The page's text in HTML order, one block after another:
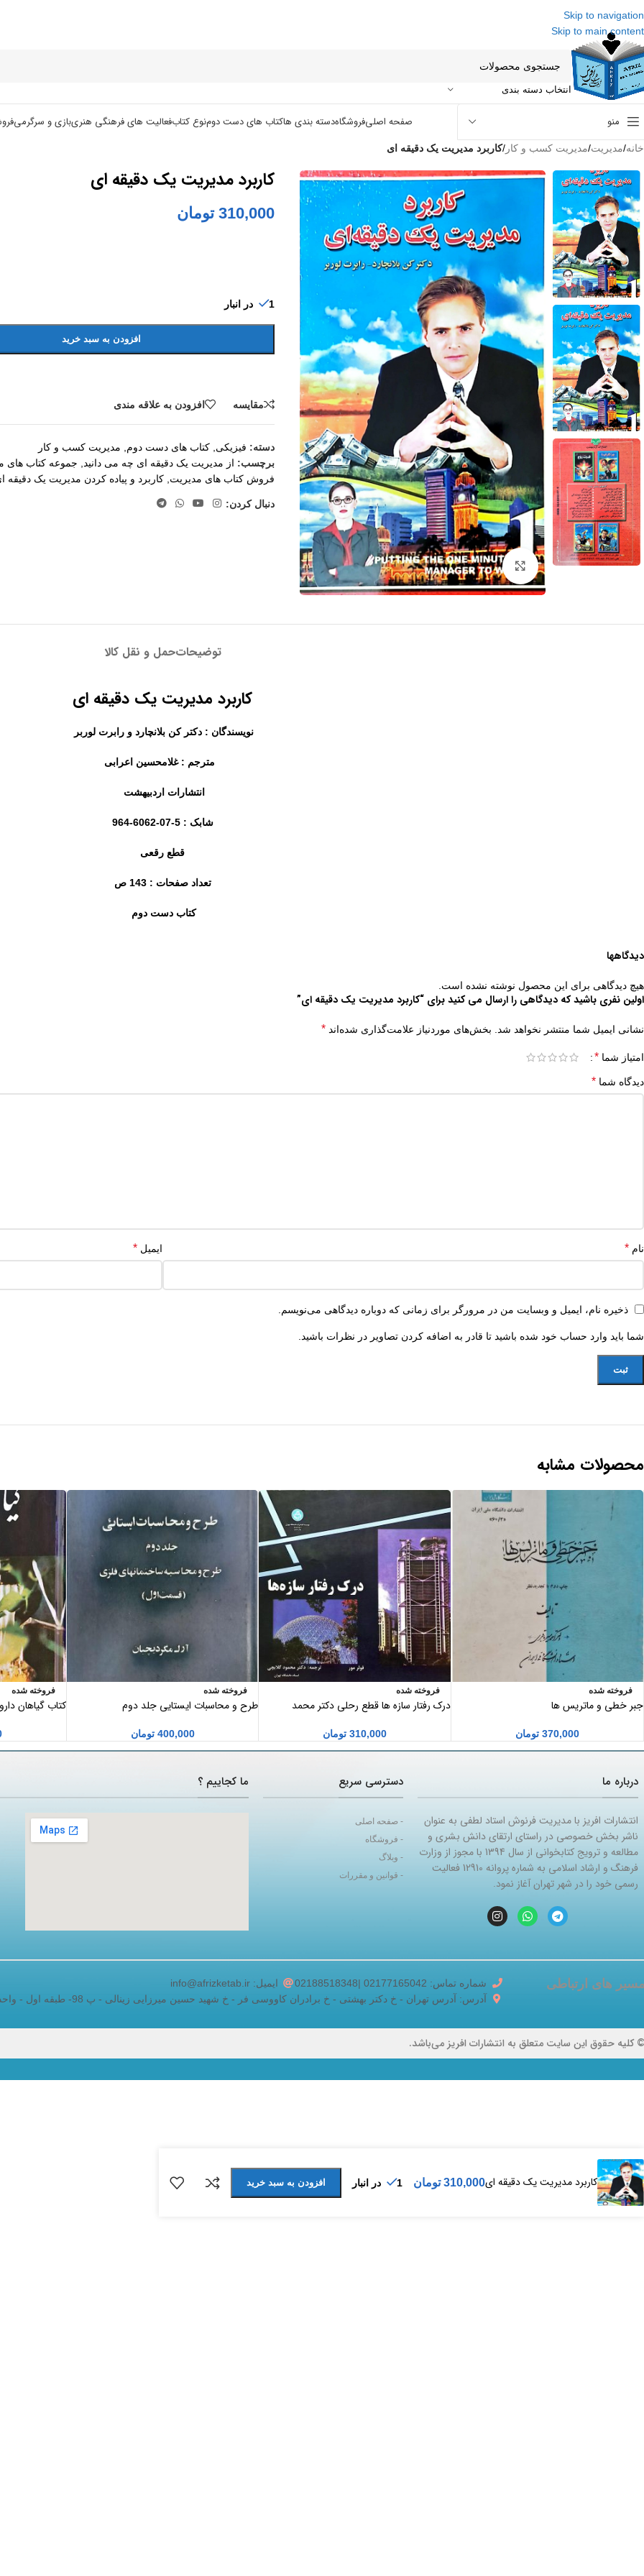
Skip to navigation
Skip to main content
انتخاب دسته بندی
منو صفحه اصلیفروشگاهدسته بندی هاکتاب های دست دومنوع کتابفعالیت های فرهنگی هنریبازی و سرگرمی
خانه/مدیریت/مدیریت کسب و کار /کاربرد مدیریت یک دقیقه ای
برای بزرگنمایی کلیک کنید
کاربرد مدیریت یک دقیقه ای
310,000 تومان
1 در انبار
افزودن به سبد خرید
مقايسه افزودن به علاقه مندی
دسته: فیزیکی کتاب های دست دوم
مدیریت کسب و کار
برچسب: از مدیریت یک دقیقه ای چه می دانید
جموعه کتاب های
فروش کتاب های مدیریت کاربرد و پیاده کردن مدیریت یک دقیقه
دنبال کردن:
توضیحاتحمل و نقل کالا
کاربرد مدیریت یک دقیقه ای
نویسندگان : دکتر کن بلانچارد و رابرت لوربر
مترجم : غلامحسین اعرابی
انتشارات اردبیهشت
شابک : 5-07-6062-964
قطع رقعی
تعداد صفحات : 143 ص
کتاب دست دوم
دیدگاهها
هیچ دیدگاهی برای این محصول نوشته نشده است.
اولین نفری باشید که دیدگاهی را ارسال می کنید برای “کاربرد مدیریت یک دقیقه ای”
نشانی ایمیل شما منتشر نخواهد شد. بخش‌های موردنیاز علامت‌گذاری شده‌اند *
امتیاز شما *
دیدگاه شما *
نام * ایمیل *
ذخیره نام، ایمیل و وبسایت من در مرورگر برای زمانی که دوباره دیدگاهی می‌نویسم.
شما باید وارد حساب خود شده باشید تا قادر به اضافه کردن تصاویر در نظرات باشید.
محصولات مشابه
فروخته شده
جبر خطی و ماتریس ها
370,000 تومان
فروخته شده
درک رفتار سازه ها قطع رحلی دکتر محمد
310,000 تومان
فروخته شده
طرح و محاسبات ایستایی جلد دوم
400,000 تومان
فروخته شده
کتاب گیاهان
درباره ما
انتشارات افریز با مدیریت فرنوش استاد لطفی به عنوان
ناشر بخش خصوصی در راستای ارتقای دانش بشری و
مطالعه و ترویج کتابخوانی از سال 1394 با مجوز از وزارت
فرهنگ و ارشاد اسلامی به شماره پروانه 12910 فعالیت
رسمی خود را در شهر تهران آغاز نمود.
دسترسی سریع
- صفحه اصلی
- فروشگاه
- وبلاگ
- قوانین و مقررات
ما کجاییم ؟
های ارتباطی شماره تماس: 02177165042 |02188518348
ایمیل: info@afrizketab.ir
آدرس: آدرس تهران - خ دکتر بهشتی - خ برادران کاووسی فر - خ شهید حسین میرزایی زینالی - پ 98- طبقه اول - واحد 5
کلیه حقوق این سایت متعلق به انتشارات افریز می‌باشد.
کاربرد مدیریت یک دقیقه ای310,000 تومان 1 در انبار افزودن به سبد خرید